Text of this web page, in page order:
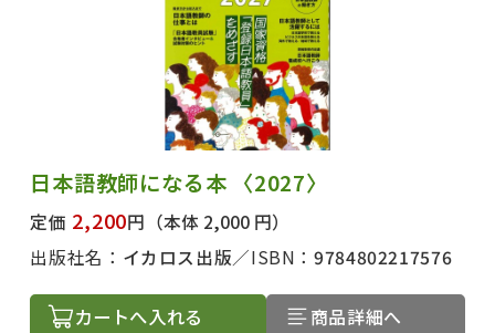
著者名で絞り込む
日本語教師になる本 〈2027〉
定価 2,200円 （本体 2,000 円）
出版社名： イカロス出版 ISBN：9784802217576
カートへ入れる 商品詳細へ